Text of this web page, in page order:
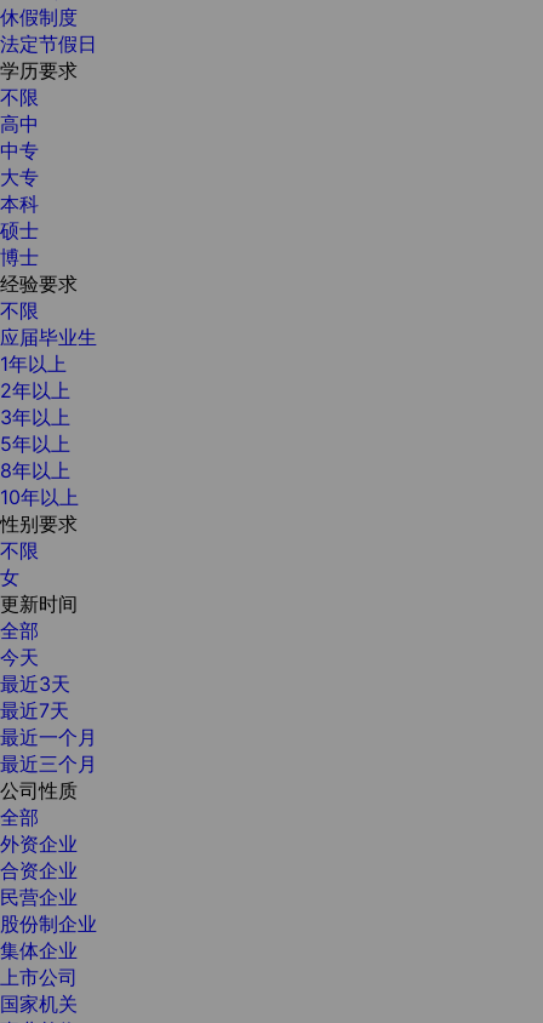
休假制度
法定节假日
学历要求
不限
高中
中专
大专
本科
硕士
博士
经验要求
不限
应届毕业生
1年以上
2年以上
3年以上
5年以上
8年以上
10年以上
性别要求
不限
女
更新时间
全部
今天
最近3天
最近7天
最近一个月
最近三个月
公司性质
全部
外资企业
合资企业
民营企业
股份制企业
集体企业
上市公司
国家机关